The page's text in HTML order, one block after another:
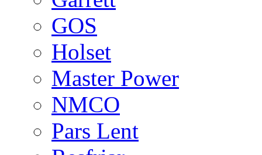
GOS
Holset
Master Power
NMCO
Pars Lent